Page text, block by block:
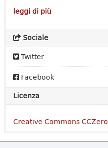
leggi di più
Sociale
Twitter
Facebook
Licenza
Creative Commons CCZero